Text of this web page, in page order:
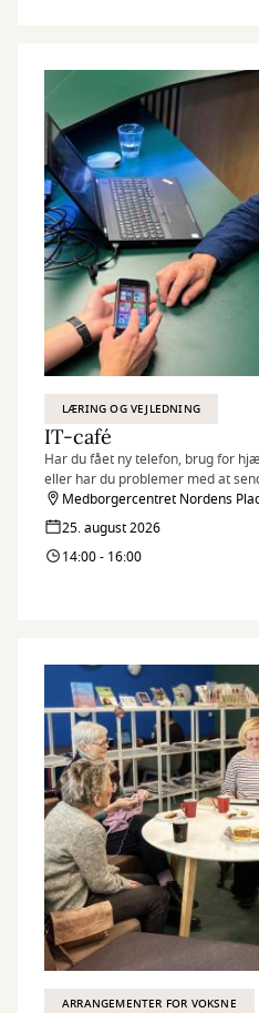
LÆRING OG VEJLEDNING
IT-café
Har du fået ny telefon, brug for
eller har du problemer med at
Jan, der er frivillig i IT-caféen.
Medborgercentret Nordens
25. august 2026
14:00 - 16:00
ARRANGEMENTER FOR VOKSNE